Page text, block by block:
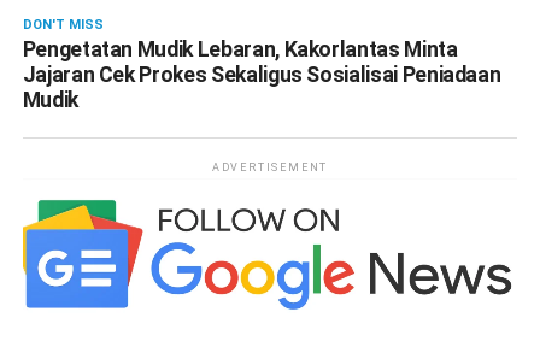
DON'T MISS
Pengetatan Mudik Lebaran, Kakorlantas Minta
Jajaran Cek Prokes Sekaligus Sosialisai Peniadaan
Mudik
ADVERTISEMENT